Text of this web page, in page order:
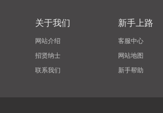
关于我们
网站介绍
招贤纳士
联系我们
新手上路
客服中心
网站地图
新手帮助